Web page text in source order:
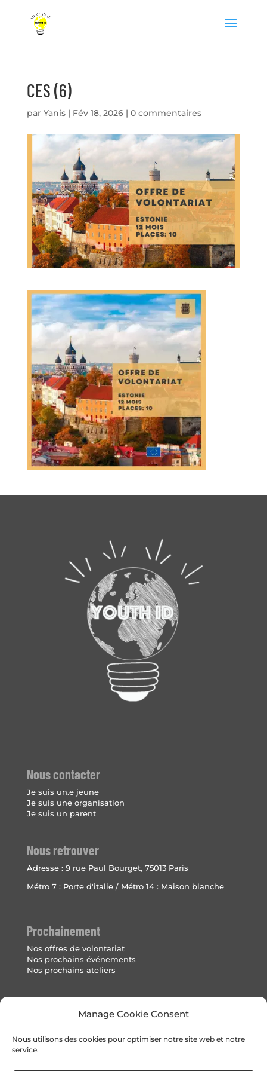
Manage Cookie Consent
Nous utilisons des cookies pour optimiser notre site web et notre
service.
CES (6)
par Yanis| Fév 18, 2026| 0 commentaires
Nous contacter
Je suis un.e jeune
Je suis une organisation
Je suis un parent
Nous retrouver
Adresse : 9 rue Paul Bourget, 75013 Paris
Métro 7 : Porte d'italie / Métro 14 : Maison blanche
Prochainement
Nos offres de volontariat
Nos prochains événements
Nos prochains ateliers
Politique de cookies (UE)